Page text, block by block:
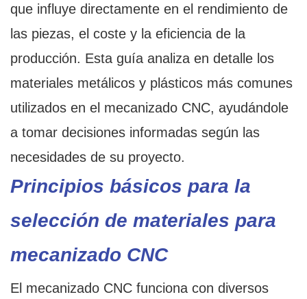
que influye directamente en el rendimiento de
las piezas, el coste y la eficiencia de la
producción. Esta guía analiza en detalle los
materiales metálicos y plásticos más comunes
utilizados en el mecanizado CNC, ayudándole
a tomar decisiones informadas según las
necesidades de su proyecto.
Principios básicos para la
selección de materiales para
mecanizado CNC
El mecanizado CNC funciona con diversos